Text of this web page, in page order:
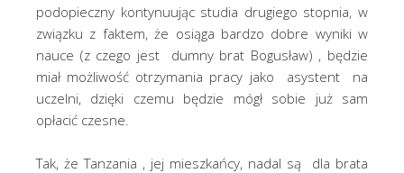
podopieczny kontynuując studia drugiego stopnia, w
związku z faktem, że osiąga bardzo dobre wyniki w
nauce (z czego jest dumny brat Bogusław) , będzie
miał możliwość otrzymania pracy jako asystent na
uczelni, dzięki czemu będzie mógł sobie już sam
opłacić czesne.
Tak, że Tanzania , jej mieszkańcy, nadal są dla brata